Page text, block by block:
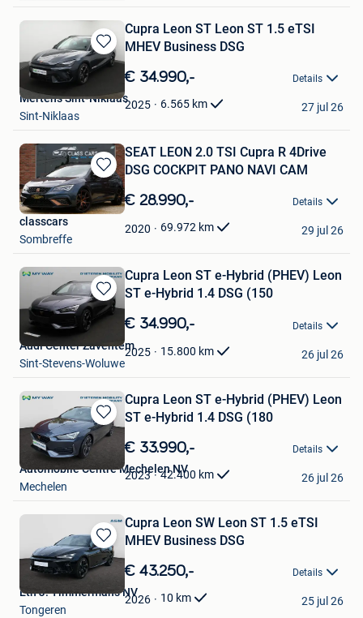
Bewaren
in
Favorieten
Cupra Leon ST Leon ST 1.5 eTSI
MHEV Business DSG
€ 34.990,- Details
2025 6.565 km
Mertens Sint-Niklaas
Sint-Niklaas
27 jul 26
Bewaren
in
Mijn
Favorieten
SEAT LEON 2.0 TSI Cupra R 4Drive
DSG COCKPIT PANO NAVI CAM
€ 28.990,- Details
2020 69.972 km
classcars
Sombreffe
29 jul 26
Bewaren
in
Mijn
Favorieten
Cupra Leon ST e-Hybrid (PHEV) Leon
ST e-Hybrid 1.4 DSG (150
€ 34.990,- Details
2025 15.800 km
Audi Center Zaventem
Sint-Stevens-Woluwe
26 jul 26
Bewaren
in
Mijn
Favorieten
Cupra Leon ST e-Hybrid (PHEV) Leon
ST e-Hybrid 1.4 DSG (180
€ 33.990,- Details
2023 42.400 km
Automobile Centre Mechelen NV
Mechelen
26 jul 26
Bewaren
in
Favorieten
Cupra Leon SW Leon ST 1.5 eTSI
MHEV Business DSG
€ 43.250,- Details
2026 10 km
Etn J. Timmermans NV
Tongeren
25 jul 26